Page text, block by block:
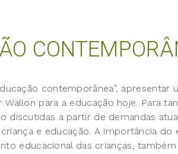
contemporânea”, apresentar
para a educação hoje. Para
discutidas a partir de demandas
e educação. A importância do
educacional das crianças, também